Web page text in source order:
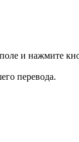
и нажмите
перевода.